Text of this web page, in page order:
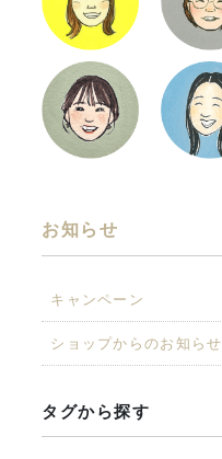
お知らせ
キャンペーン
ショップからのお知らせ
タグから探す